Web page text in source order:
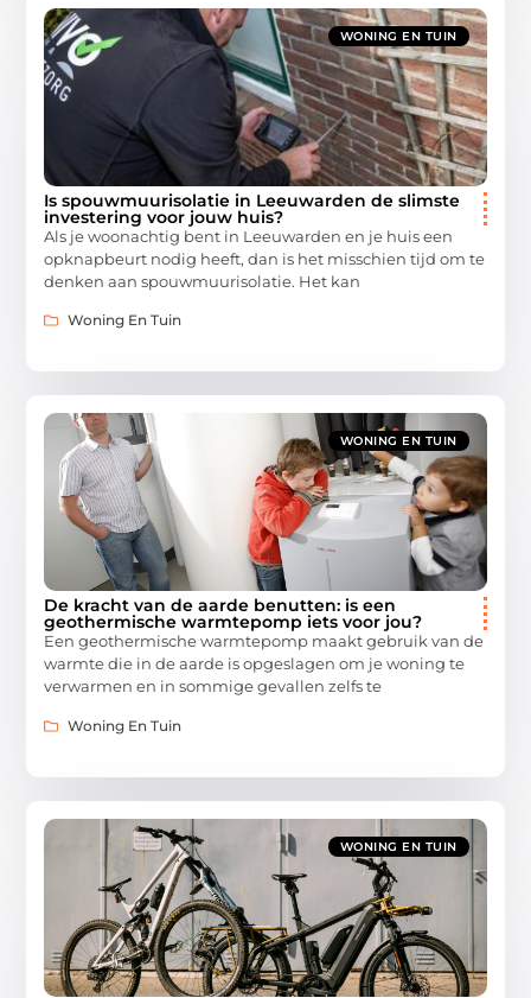
WONING EN TUIN
Is spouwmuurisolatie in Leeuwarden de slimste
investering voor jouw huis?
Als je woonachtig bent in Leeuwarden en je huis een
opknapbeurt nodig heeft, dan is het misschien tijd om te
denken aan spouwmuurisolatie. Het kan
Woning En Tuin
WONING EN TUIN
De kracht van de aarde benutten: is een
geothermische warmtepomp iets voor jou?
Een geothermische warmtepomp maakt gebruik van de
warmte die in de aarde is opgeslagen om je woning te
verwarmen en in sommige gevallen zelfs te
Woning En Tuin
WONING EN TUIN